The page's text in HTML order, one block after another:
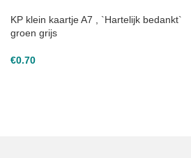
KP klein kaartje A7 , `Hartelijk bedankt`
groen grijs
€0.70